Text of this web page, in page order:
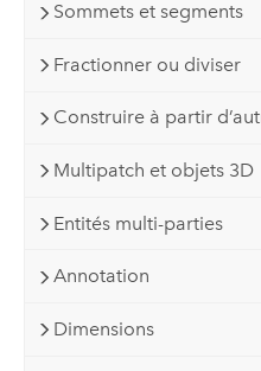
Sommets et segments
Fractionner ou diviser
Construire à partir
Multipatch et objets 3D
Entités multi-parties
Annotation
Dimensions